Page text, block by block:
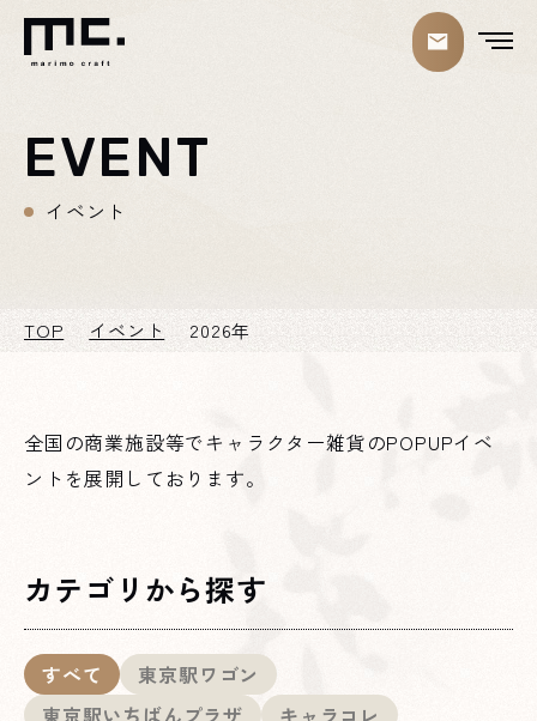
EVENT
イベント
TOP イベント 2026年
全国の商業施設等でキャラクター雑貨のPOPUPイベ
ントを展開しております。
カテゴリから探す
すべて
東京駅ワゴン
東京駅いちばんプラザ
キャラコレ